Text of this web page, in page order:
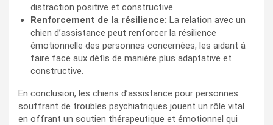
distraction positive et constructive.
Renforcement de la résilience: La relation avec un
chien d’assistance peut renforcer la résilience
émotionnelle des personnes concernées, les aidant à
faire face aux défis de manière plus adaptative et
constructive.
En conclusion, les chiens d’assistance pour personnes
souffrant de troubles psychiatriques jouent un rôle vital
en offrant un soutien thérapeutique et émotionnel qui